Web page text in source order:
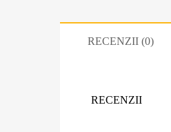
RECENZII (0)
RECENZII